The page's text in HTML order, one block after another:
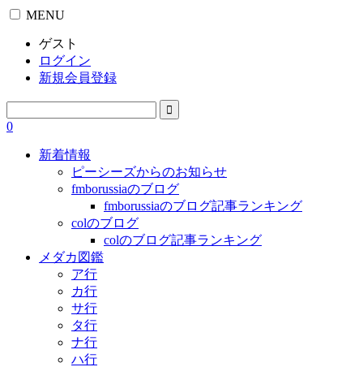
MENU
ゲスト
ログイン
新規会員登録
0
新着情報
ピーシーズからのお知らせ
fmborussiaのブログ
fmborussiaのブログ記事ランキング
colのブログ
colのブログ記事ランキング
メダカ図鑑
ア行
カ行
サ行
タ行
ナ行
ハ行